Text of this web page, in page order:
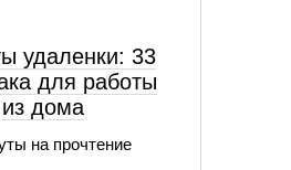
удаленки: 33
для работы
из дома
на прочтение